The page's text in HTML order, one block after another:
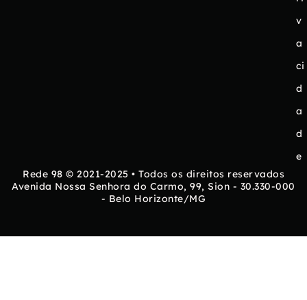
v
a
ci
d
a
d
e
Rede 98 © 2021-2025 • Todos os direitos reservados
Avenida Nossa Senhora do Carmo, 99, Sion - 30.330-000
- Belo Horizonte/MG